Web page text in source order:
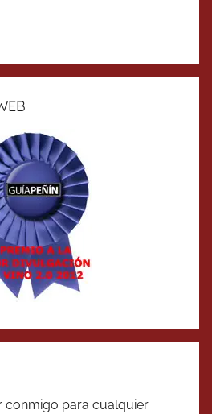
conmigo para cualquier